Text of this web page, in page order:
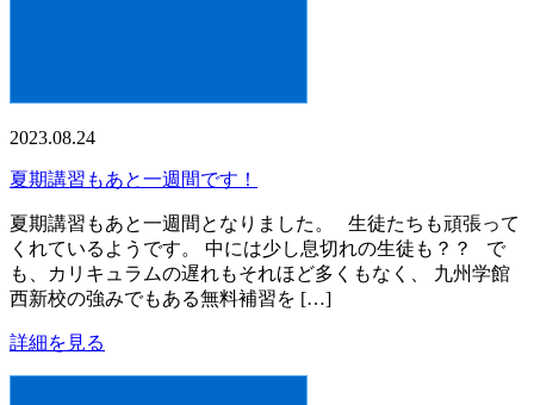
2023.08.24
夏期講習もあと一週間です！
夏期講習もあと一週間となりました。 生徒たちも頑張って
くれているようです。 中には少し息切れの生徒も？？ で
も、カリキュラムの遅れもそれほど多くもなく、 九州学館
西新校の強みでもある無料補習を […]
詳細を見る